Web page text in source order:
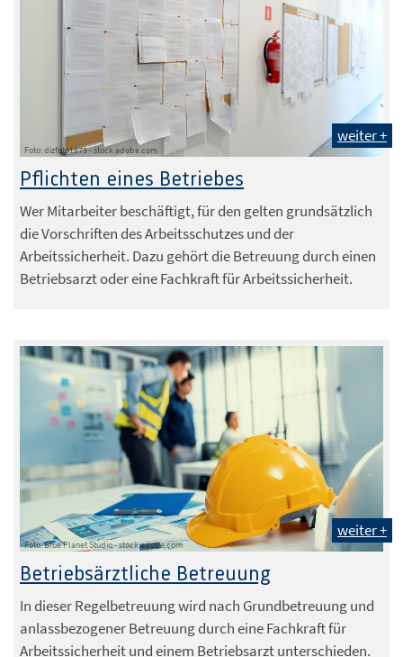
Foto: dizfoto1973 - stock.adobe.com
weiter +
Pflichten eines Betriebes
Wer Mitarbeiter beschäftigt, für den gelten grundsätzlich
die Vorschriften des Arbeitsschutzes und der
Arbeitssicherheit. Dazu gehört die Betreuung durch einen
Betriebsarzt oder eine Fachkraft für Arbeitssicherheit.
Foto: Blue Planet Studio - stock.adobe.com
weiter +
Betriebsärztliche Betreuung
In dieser Regelbetreuung wird nach Grundbetreuung und
anlassbezogener Betreuung durch eine Fachkraft für
Arbeitssicherheit und einem Betriebsarzt unterschieden.